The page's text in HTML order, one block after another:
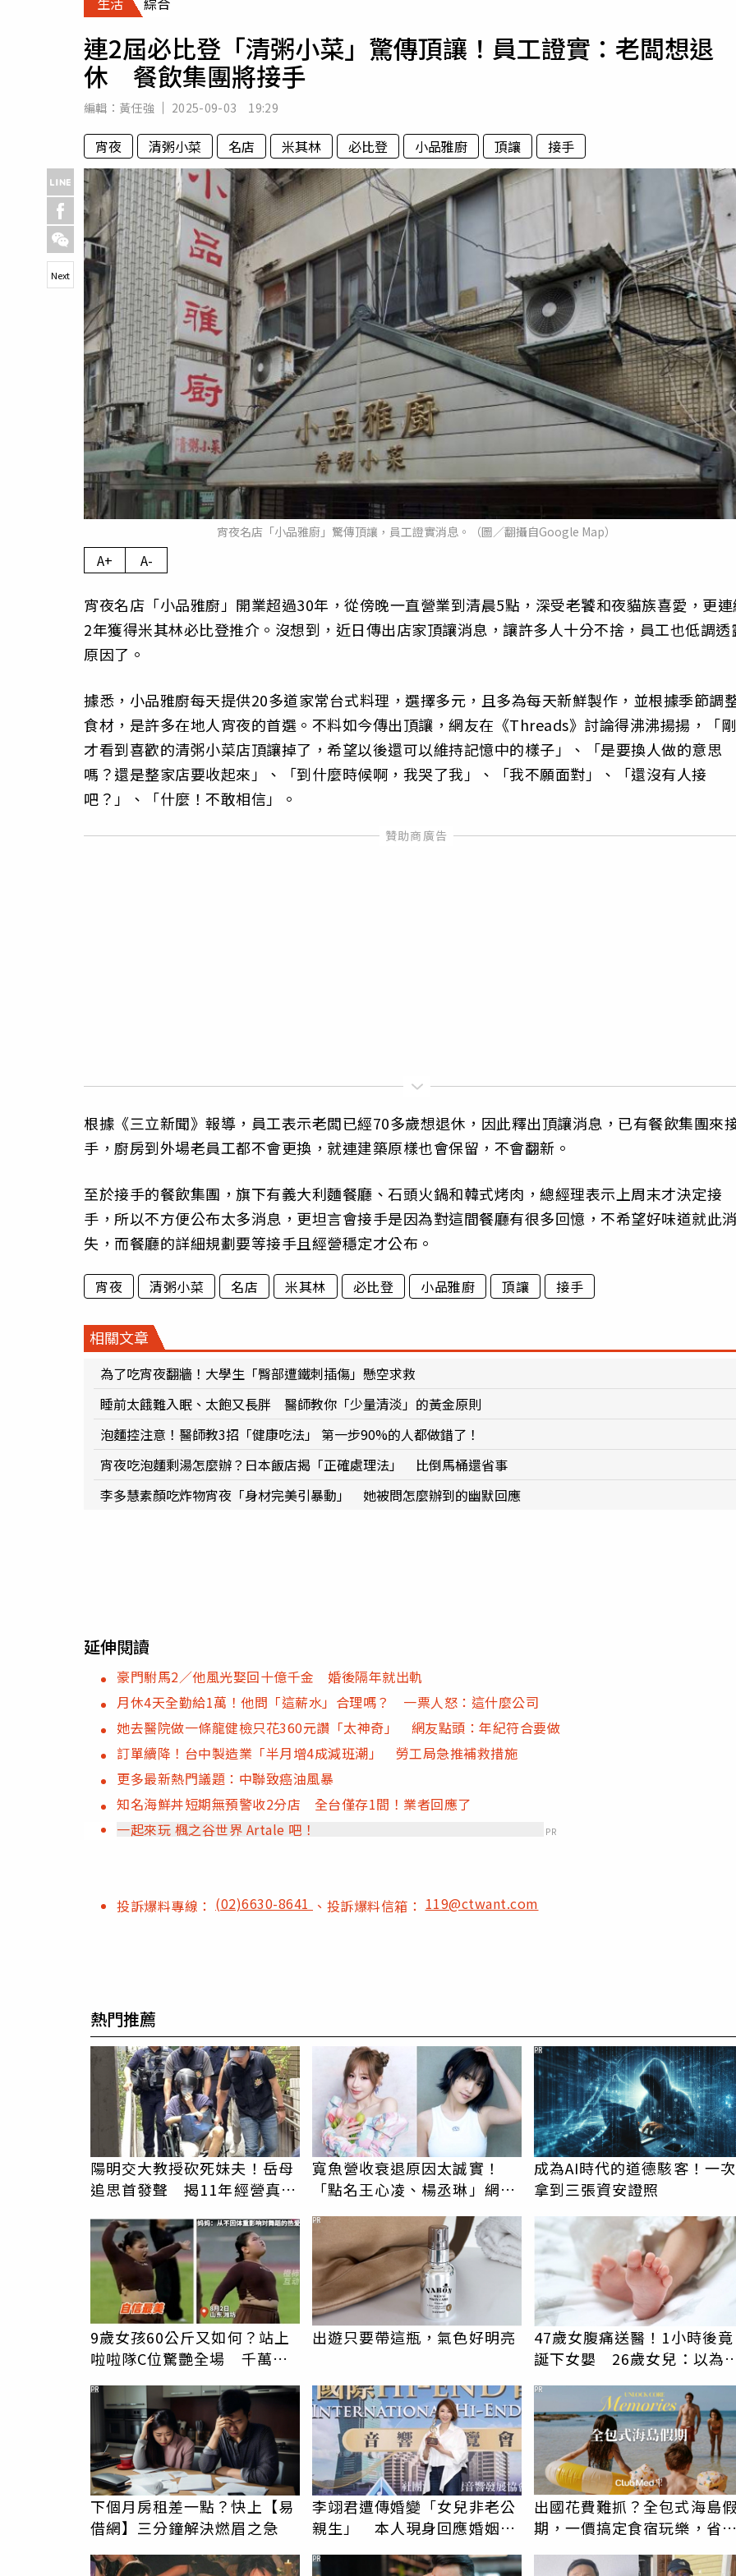
專欄
房產新勢力
運勢
連2屆必比登「清粥小菜」驚傳頂讓！員工證實：老闆想退
休 餐飲集團將接手
編輯： 黃任強 2025-09-03 19:29
宵夜 清粥小菜 名店 米其林 必比登 小品雅廚 頂讓 接手
宵夜名店「小品雅廚」驚傳頂讓，員工證實消息。（圖／翻攝自Google Map）
Next
A+ A-
宵夜名店「小品雅廚」開業超過30年，從傍晚一直營業到清晨5點，深受老饕和夜貓族喜愛，更
2年獲得米其林必比登推介。沒想到，近日傳出店家頂讓消息，讓許多人十分不捨，員工也低調透
原因了。
據悉，小品雅廚每天提供20多道家常台式料理，選擇多元，且多為每天新鮮製作，並根據季節調
食材，是許多在地人宵夜的首選。不料如今傳出頂讓，網友在《Threads》討論得沸沸揚揚，「剛
才看到喜歡的清粥小菜店頂讓掉了，希望以後還可以維持記憶中的樣子」、「是要換人做的意思
嗎？還是整家店要收起來」、「到什麼時候啊，我哭了我」、「我不願面對」、「還沒有人接
吧？」、「什麼！不敢相信」。
根據《三立新聞》報導，員工表示老闆已經70多歲想退休，因此釋出頂讓消息，已有餐飲集團來
手，廚房到外場老員工都不會更換，就連建築原樣也會保留，不會翻新。
至於接手的餐飲集團，旗下有義大利麵餐廳、石頭火鍋和韓式烤肉，總經理表示上周末才決定接
手，所以不方便公布太多消息，更坦言會接手是因為對這間餐廳有很多回憶，不希望好味道就此
失，而餐廳的詳細規劃要等接手且經營穩定才公布。
宵夜 清粥小菜 名店 米其林 必比登 小品雅廚 頂讓 接手
相關文章
為了吃宵夜翻牆！大學生「臀部遭鐵刺插傷」懸空求救
睡前太餓難入眠、太飽又長胖 醫師教你「少量清淡」的黃金原則
泡麵控注意！醫師教3招「健康吃法」 第一步90%的人都做錯了！
宵夜吃泡麵剩湯怎麼辦？日本飯店揭「正確處理法」 比倒馬桶還省事
李多慧素顏吃炸物宵夜「身材完美引暴動」 她被問怎麼辦到的幽默回應
延伸閱讀
豪門駙馬2／他風光娶回十億千金 婚後隔年就出軌
月休4天全勤給1萬！他問「這薪水」合理嗎？ 一票人怒：這什麼公司
她去醫院做一條龍健檢只花360元讚「太神奇」 網友點頭：年紀符合要做
訂單續降！台中製造業「半月增4成減班潮」 勞工局急推補救措施
更多最新熱門議題：中聯致癌油風暴
知名海鮮丼短期無預警收2分店 全台僅存1間！業者回應了
一起來玩 楓之谷世界 Artale 吧！
PR
投訴爆料專線： (02)6630-8641 、投訴爆料信箱：119@ctwant.com
熱門推薦
陽明交大教授砍死妹夫！岳母
追思首發聲 揭11年經營真相
寬魚營收衰退原因太誠實！
「點名王心凌、楊丞琳」網笑
成為AI時代的道德駭客！一次
拿到三張資安證照
PR
9歲女孩60公斤又如何？站上
啦啦隊C位驚艷全場 千萬網
出遊只要帶這瓶，氣色好明亮
PR
47歲女腹痛送醫！1小時後竟
誕下女嬰 26歲女兒：以為
下個月房租差一點？快上【易
借網】三分鐘解決燃眉之急
PR
李翊君遭傳婚變「女兒非老公
親生」 本人現身回應婚姻現
況
出國花費難抓？全包式海島
期，一價搞定食宿玩樂，省
更省心！
PR
PR